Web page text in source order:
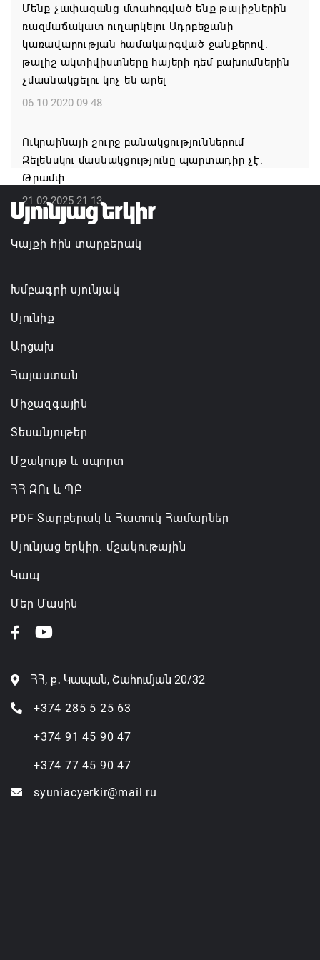
Ֆիդան. Հայաստանն ու Ադրբեջանը շարժվում են
դեպի մշտական խաղաղության համաձայնագիր
09.08.2026 16:42
Սիսիան համայնքի ղեկավար Հովսեփ Առաքելյանի
շնորհավորական ուղերձը Շինարարի
09.08.2026 16:37
Մենք չափազանց մտահոգված ենք թալիշներին
ռազմաճակատ ուղարկելու Ադրբեջանի
կառավարության համակարգված ջանքերով.
թալիշ ակտիվիստները հայերի դեմ բախումներին
չմասնակցելու կոչ են արել
06.10.2020 09:48
Ուկրաինայի շուրջ բանակցություններում
Զելենսկու մասնակցությունը պարտադիր չէ.
Թրամփ
21.02.2025 21:13
Կայքի հին տարբերակ
Խմբագրի սյունյակ
Սյունիք
Արցախ
Հայաստան
Միջազգային
Տեսանյութեր
Մշակույթ և սպորտ
ՀՀ ԶՈւ և ՊԲ
PDF Տարբերակ և Հատուկ Համարներ
Սյունյաց երկիր. մշակութային
Կապ
Մեր Մասին
ՀՀ, ք․ Կապան, Շահումյան 20/32
+374 285 5 25 63
+374 91 45 90 47
+374 77 45 90 47
syuniacyerkir@mail.ru